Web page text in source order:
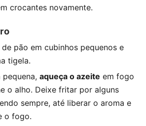
crocantes novamente.
pão em cubinhos pequenos e
tigela.
pequena, aqueça o azeite em fogo
o alho. Deixe fritar por alguns
sempre, até liberar o aroma e
o fogo.